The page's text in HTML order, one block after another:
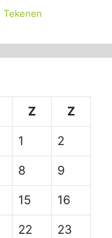
Tekenen
Z Z
1 2
8 9
15 16
22 23